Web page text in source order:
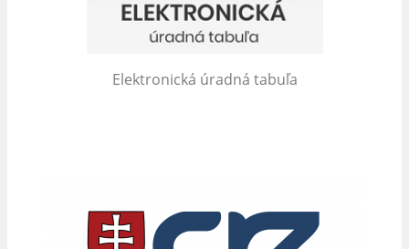
Elektronická úradná tabuľa